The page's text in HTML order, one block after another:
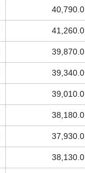
40,790.0
41,260.0
39,870.0
39,340.0
39,010.0
38,180.0
37,930.0
38,130.0